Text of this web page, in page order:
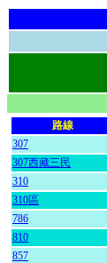
路線
307
307西藏三民
310
310區
786
810
857